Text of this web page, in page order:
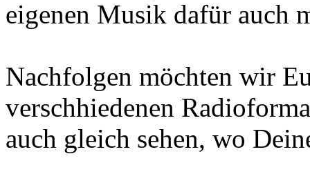
eigenen Musik dafür auch
Nachfolgen möchten wir
verschhiedenen
auch gleich sehen, wo